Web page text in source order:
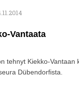
Vantaata
tehnyt Kiekko-
Dübendorfista.